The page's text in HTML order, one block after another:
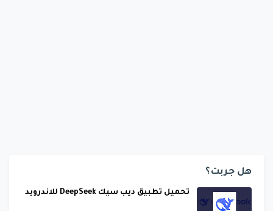
هل جربت؟
تحميل تطبيق ديب سيك DeepSeek للاندرويد